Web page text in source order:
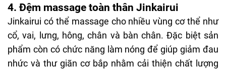
4. Đệm massage toàn thân Jinkairui
Jinkairui có thể massage cho nhiều vùng cơ thể như
cổ, vai, lưng, hông, chân và bàn chân. Đặc biệt sản
phẩm còn có chức năng làm nóng để giúp giảm đau
nhức và thư giãn cơ bắp nhằm cải thiện chất lượng